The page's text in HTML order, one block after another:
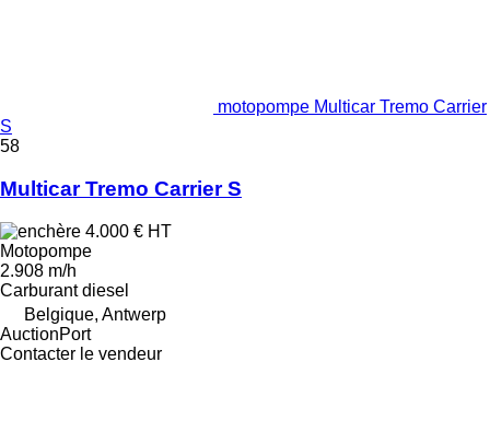
motopompe Multicar Tremo Carrier
S
58
Multicar Tremo Carrier S
4.000 € HT
Motopompe
2.908 m/h
Carburant diesel
Belgique, Antwerp
AuctionPort
Contacter le vendeur